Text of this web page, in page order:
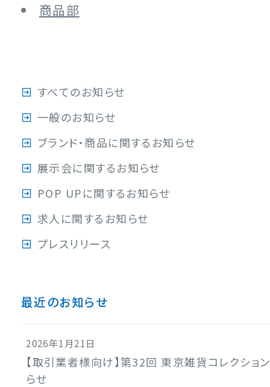
商品部
すべてのお知らせ
一般のお知らせ
ブランド・商品に関するお知らせ
展示会に関するお知らせ
POP UPに関するお知らせ
求人に関するお知らせ
プレスリリース
最近のお知らせ
2026年1月21日
【取引業者様向け】第32回 東京雑貨コレクショ
らせ